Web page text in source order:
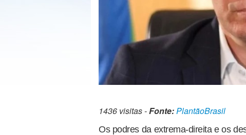
1436 visitas -Fonte:PlantãoBrasil
Os podres da extrema-direita e os